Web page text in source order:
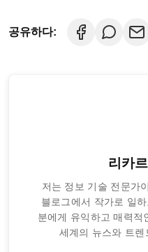
공유하다:
리카
저는 정보 기술 전문가
블로그에서 작가로 일
분에게 유익하고 매력적
세계의 뉴스와 트렌